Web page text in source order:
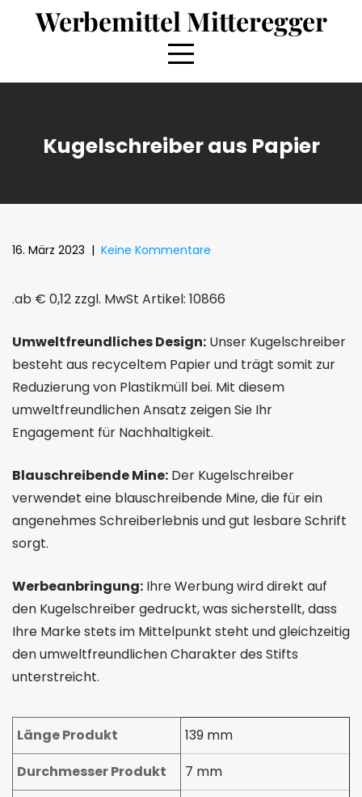
Werbemittel Mitteregger
Kugelschreiber aus Papier
16. März 2023 | Keine Kommentare
.ab € 0,12 zzgl. MwSt Artikel: 10866
Umweltfreundliches Design: Unser Kugelschreiber
besteht aus recyceltem Papier und trägt somit zur
Reduzierung von Plastikmüll bei. Mit diesem
umweltfreundlichen Ansatz zeigen Sie Ihr
Engagement für Nachhaltigkeit.
Blauschreibende Mine: Der Kugelschreiber
verwendet eine blauschreibende Mine, die für ein
angenehmes Schreiberlebnis und gut lesbare Schrift
sorgt.
Werbeanbringung: Ihre Werbung wird direkt auf
den Kugelschreiber gedruckt, was sicherstellt, dass
Ihre Marke stets im Mittelpunkt steht und gleichzeitig
den umweltfreundlichen Charakter des Stifts
unterstreicht.
Länge Produkt
139 mm
Durchmesser Produkt
7 mm